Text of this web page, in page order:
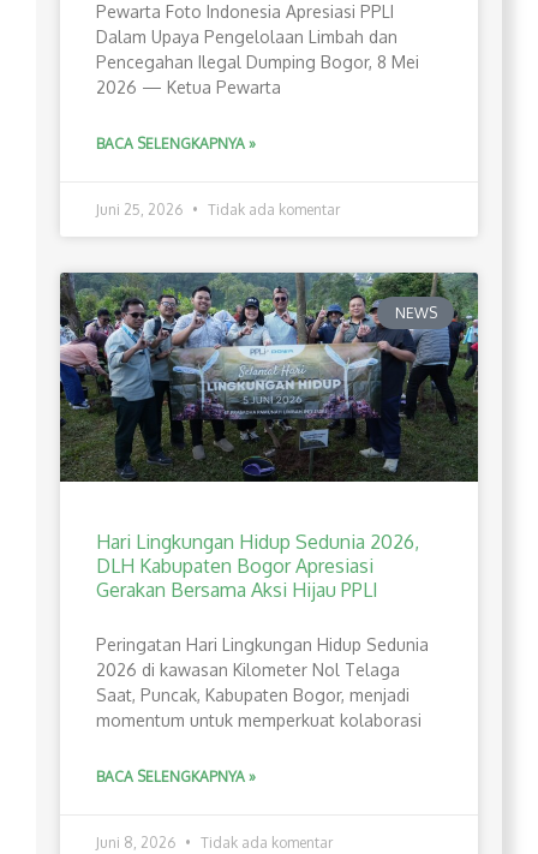
Pewarta Foto Indonesia Apresiasi PPLI
Dalam Upaya Pengelolaan Limbah dan
Pencegahan Ilegal Dumping Bogor, 8 Mei
2026 — Ketua Pewarta
BACA SELENGKAPNYA »
Juni 25, 2026 Tidak ada komentar
NEWS
Hari Lingkungan Hidup Sedunia 2026,
DLH Kabupaten Bogor Apresiasi
Gerakan Bersama Aksi Hijau PPLI
Peringatan Hari Lingkungan Hidup Sedunia
2026 di kawasan Kilometer Nol Telaga
Saat, Puncak, Kabupaten Bogor, menjadi
momentum untuk memperkuat kolaborasi
BACA SELENGKAPNYA »
Juni 8, 2026 Tidak ada komentar